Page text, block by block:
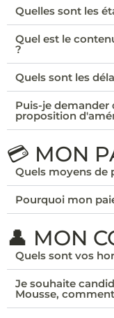
Quelles sont les
Quel est le
?
Quels sont les
Puis-je demander
proposition
💳 MON
Quels moyens de
Pourquoi mon
👤 MON
Quels sont vos
Je souhaite
Mousse,